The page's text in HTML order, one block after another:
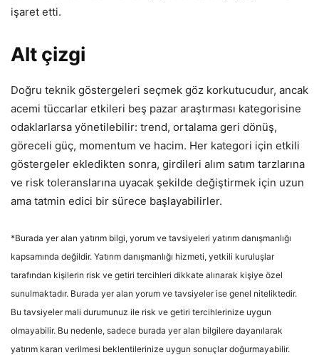
işaret etti.
Alt çizgi
Doğru teknik göstergeleri seçmek göz korkutucudur, ancak
acemi tüccarlar etkileri beş pazar araştırması kategorisine
odaklarlarsa yönetilebilir: trend, ortalama geri dönüş,
göreceli güç, momentum ve hacim. Her kategori için etkili
göstergeler ekledikten sonra, girdileri alım satım tarzlarına
ve risk toleranslarına uyacak şekilde değiştirmek için uzun
ama tatmin edici bir sürece başlayabilirler.
*Burada yer alan yatırım bilgi, yorum ve tavsiyeleri yatırım danışmanlığı
kapsamında değildir. Yatırım danışmanlığı hizmeti, yetkili kuruluşlar
tarafından kişilerin risk ve getiri tercihleri dikkate alınarak kişiye özel
sunulmaktadır. Burada yer alan yorum ve tavsiyeler ise genel niteliktedir.
Bu tavsiyeler mali durumunuz ile risk ve getiri tercihlerinize uygun
olmayabilir. Bu nedenle, sadece burada yer alan bilgilere dayanılarak
yatırım kararı verilmesi beklentilerinize uygun sonuçlar doğurmayabilir.